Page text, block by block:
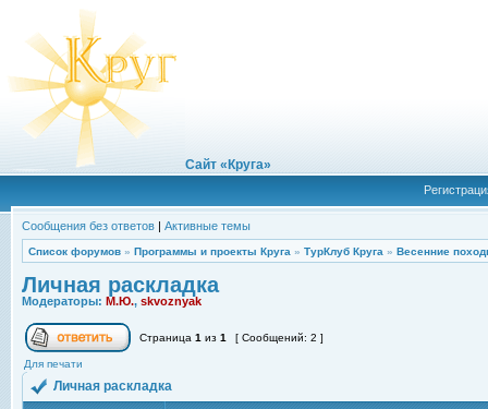
Сайт «Круга»
Сообщения без ответов | Активные темы
Список форумов » Программы и проекты Круга » ТурКлуб Круга » Весенние
Личная раскладка
Модераторы: М.Ю., skvoznyak
Страница 1 из 1 [ Сообщений: 2 ]
Для печати
Личная раскладка